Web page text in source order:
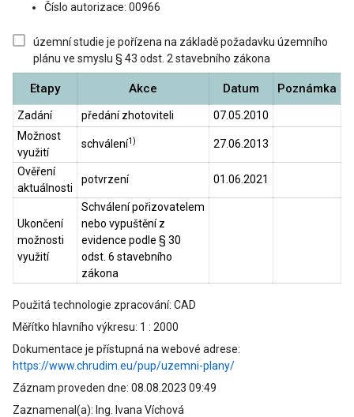
Číslo autorizace: 00966
územní studie je pořízena na základě požadavku územního
plánu ve smyslu § 43 odst. 2 stavebního zákona
Etapy Akce Datum Poznámka
Zadání předání zhotoviteli
07.05.2010
Možnost
využití
schválení1) 27.06.2013
Ověření
aktuálnosti
potvrzení 01.06.2021
Ukončení
možnosti
využití
Schválení pořizovatelem
nebo vypuštění z
evidence podle § 30
odst. 6 stavebního
zákona
Použitá technologie zpracování: CAD
Měřítko hlavního výkresu: 1 : 2000
Dokumentace je přístupná na webové adrese:
https://www.chrudim.eu/pup/uzemni-plany/
Záznam proveden dne: 08.08.2023 09:49
Zaznamenal(a): Ing. Ivana Víchová